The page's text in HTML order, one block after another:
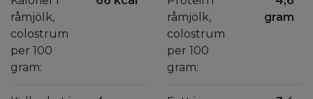
råmjölk,
colostrum
per 100
gram:
råmjölk,
colostrum
per 100
gram:
gram